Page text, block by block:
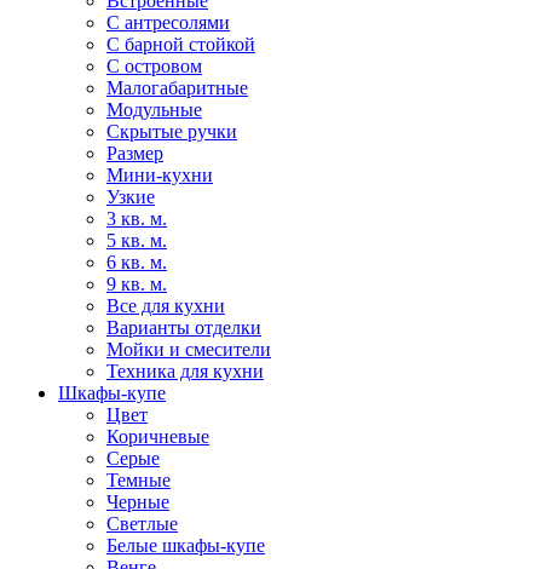
С антресолями
С барной стойкой
С островом
Малогабаритные
Модульные
Скрытые ручки
Размер
Мини-кухни
Узкие
3 кв. м.
5 кв. м.
6 кв. м.
9 кв. м.
Все для кухни
Варианты отделки
Мойки и смесители
Техника для кухни
Шкафы-купе
Цвет
Коричневые
Серые
Темные
Черные
Светлые
Белые шкафы-купе